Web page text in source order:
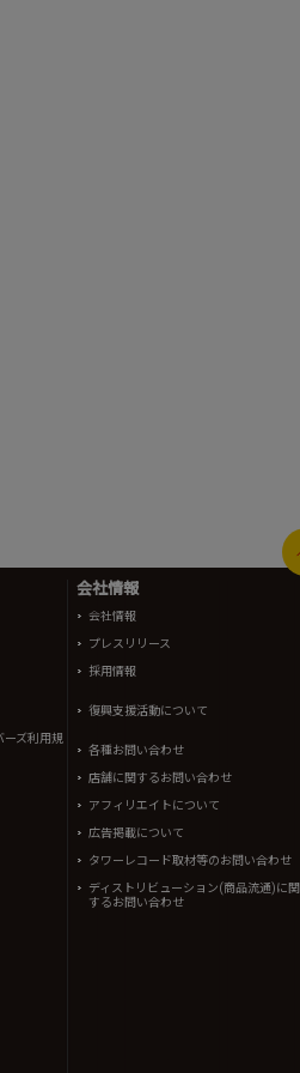
ーズ利用規
会社情報
会社情報
プレスリリース
採用情報
復興支援活動について
各種お問い合わせ
店舗に関するお問い合わせ
アフィリエイトについて
広告掲載について
タワーレコード取材等のお問い合わせ
ディストリビューション(商品流通)に関
するお問い合わせ